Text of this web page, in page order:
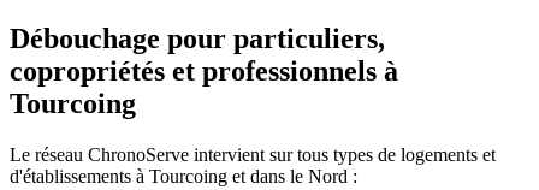
Débouchage pour particuliers,
copropriétés et professionnels à
Tourcoing
Le réseau ChronoServe intervient sur tous types de logements et
d'établissements à Tourcoing et dans le Nord :